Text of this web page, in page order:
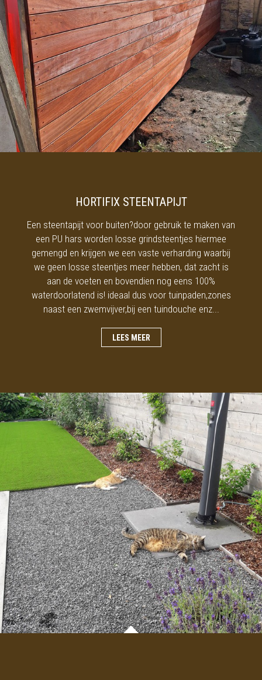
HORTIFIX STEENTAPIJT
Een steentapijt voor buiten?door gebruik te maken van
een PU hars worden losse grindsteentjes hiermee
gemengd en krijgen we een vaste verharding waarbij
we geen losse steentjes meer hebben, dat zacht is
aan de voeten en bovendien nog eens 100%
waterdoorlatend is! ideaal dus voor tuinpaden,zones
naast een zwemvijver,bij een tuindouche enz...
LEES MEER